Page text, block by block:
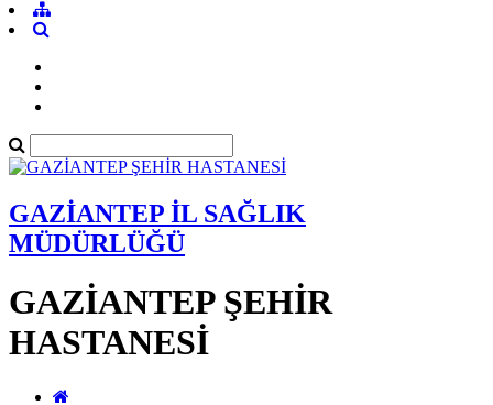
GAZİANTEP İL SAĞLIK
MÜDÜRLÜĞÜ
GAZİANTEP ŞEHİR
HASTANESİ